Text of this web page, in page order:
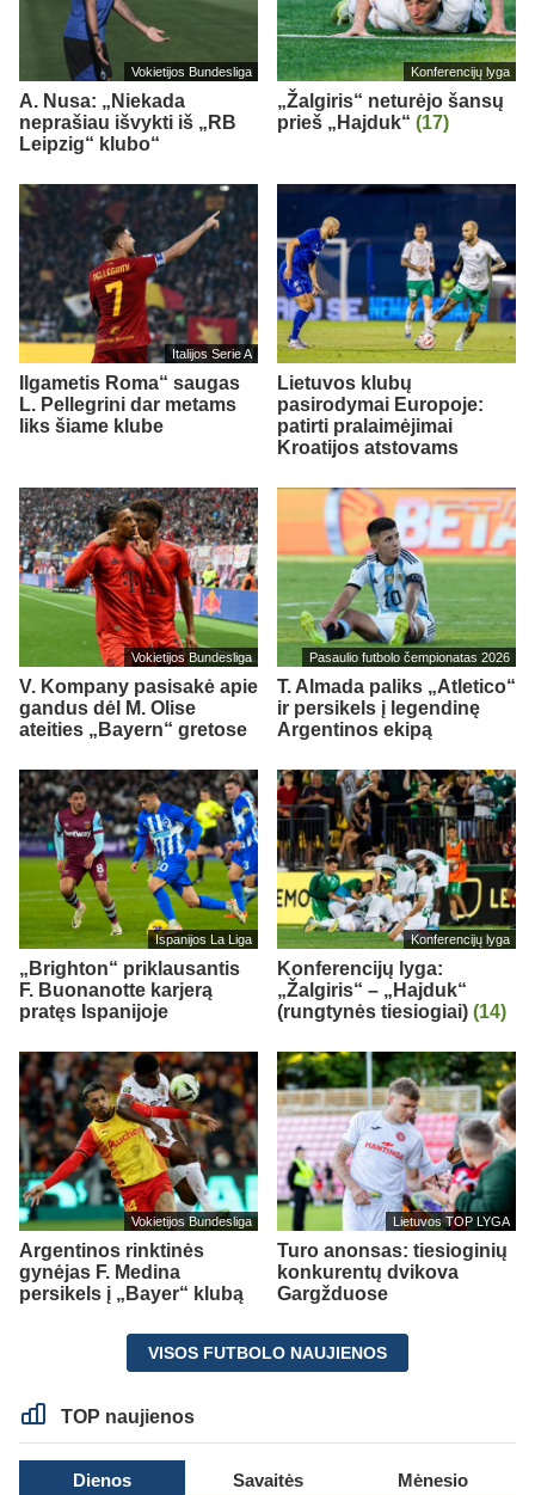
Vokietijos Bundesliga
A. Nusa: „Niekada
neprašiau išvykti iš „RB
Leipzig“ klubo“
Konferencijų lyga
„Žalgiris“ neturėjo šansų
prieš „Hajduk“ (17)
Italijos Serie A
Ilgametis Roma“ saugas
L. Pellegrini dar metams
liks šiame klube
Lietuvos klubų
pasirodymai Europoje:
patirti pralaimėjimai
Kroatijos atstovams
Vokietijos Bundesliga
V. Kompany pasisakė apie
gandus dėl M. Olise
ateities „Bayern“ gretose
Pasaulio futbolo čempionatas 2026
T. Almada paliks „Atletico“
ir persikels į legendinę
Argentinos ekipą
Ispanijos La Liga
„Brighton“ priklausantis
F. Buonanotte karjerą
pratęs Ispanijoje
Konferencijų lyga
Konferencijų lyga:
„Žalgiris“ – „Hajduk“
(rungtynės tiesiogiai) (14)
Vokietijos Bundesliga
Argentinos rinktinės
gynėjas F. Medina
persikels į „Bayer“ klubą
Lietuvos TOP LYGA
Turo anonsas: tiesioginių
konkurentų dvikova
Gargžduose
VISOS FUTBOLO NAUJIENOS
TOP naujienos
Dienos Savaitės Mėnesio